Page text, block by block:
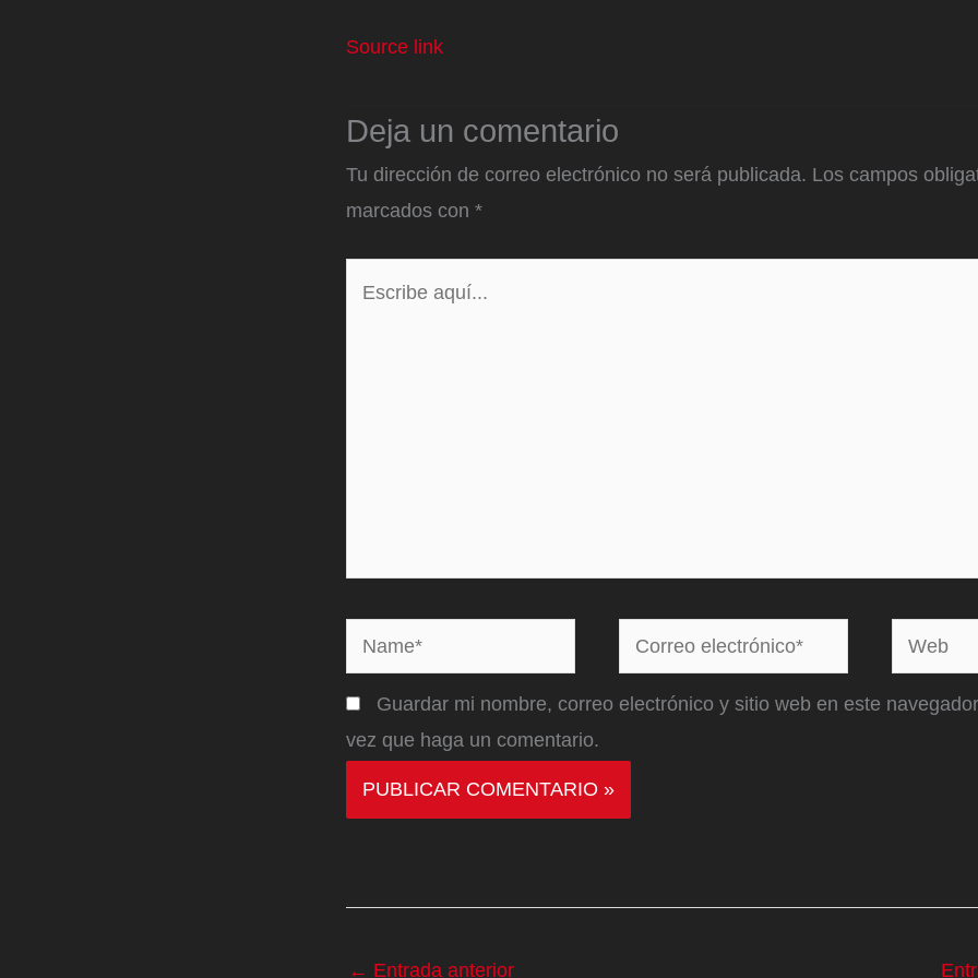
Source link
Deja un comentario
Tu dirección de correo electrónico no será publicada. Los campos
marcados con *
Name*
Correo
electrónico*
Web
Guardar mi nombre, correo electrónico y sitio web en este
vez que haga un comentario.
← Entrada anterior